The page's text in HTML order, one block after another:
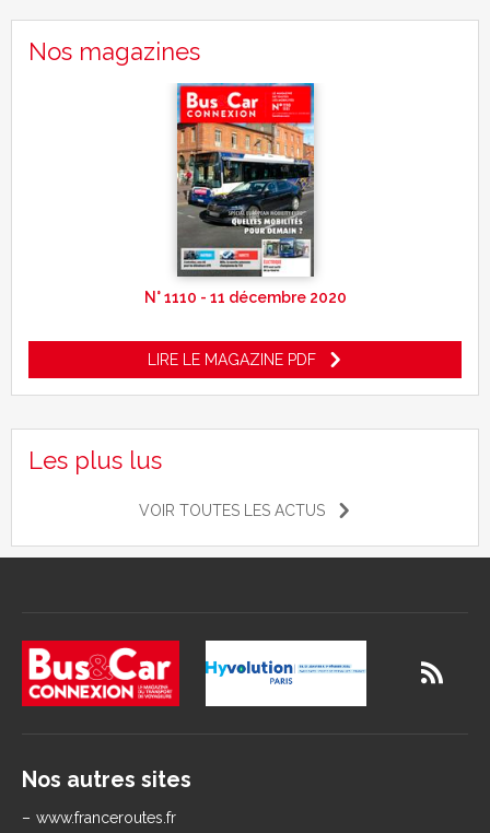
Nos magazines
N° 1110 - 11 décembre 2020
LIRE LE MAGAZINE PDF
Les plus lus
VOIR TOUTES LES ACTUS
Nos autres sites
www.franceroutes.fr